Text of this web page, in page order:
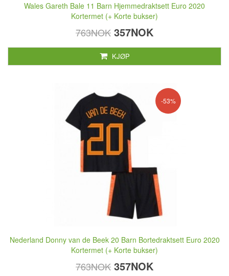
Wales Gareth Bale 11 Barn Hjemmedraktsett Euro 2020
Kortermet (+ Korte bukser)
763NOK 357NOK
KJØP
-53%
Nederland Donny van de Beek 20 Barn Bortedraktsett Euro 2020
Kortermet (+ Korte bukser)
763NOK 357NOK